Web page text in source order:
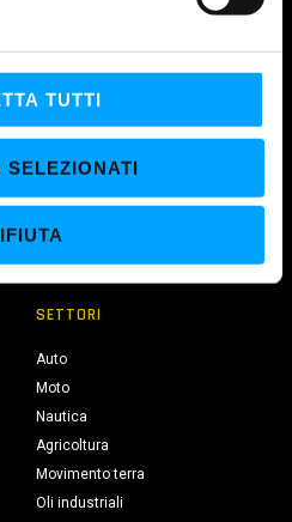
TUTTI
SELEZIONATI
Bardahl Seattle dal 1973.
SETTORI
Auto
Moto
Nautica
Agricoltura
Movimento terra
Oli industriali